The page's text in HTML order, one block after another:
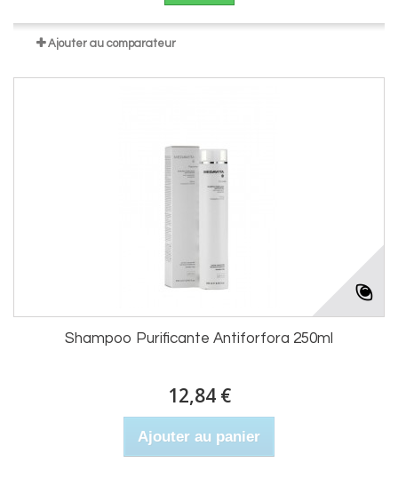
Ajouter au comparateur
Shampoo Purificante Antiforfora 250ml
12,84 €
Ajouter au panier